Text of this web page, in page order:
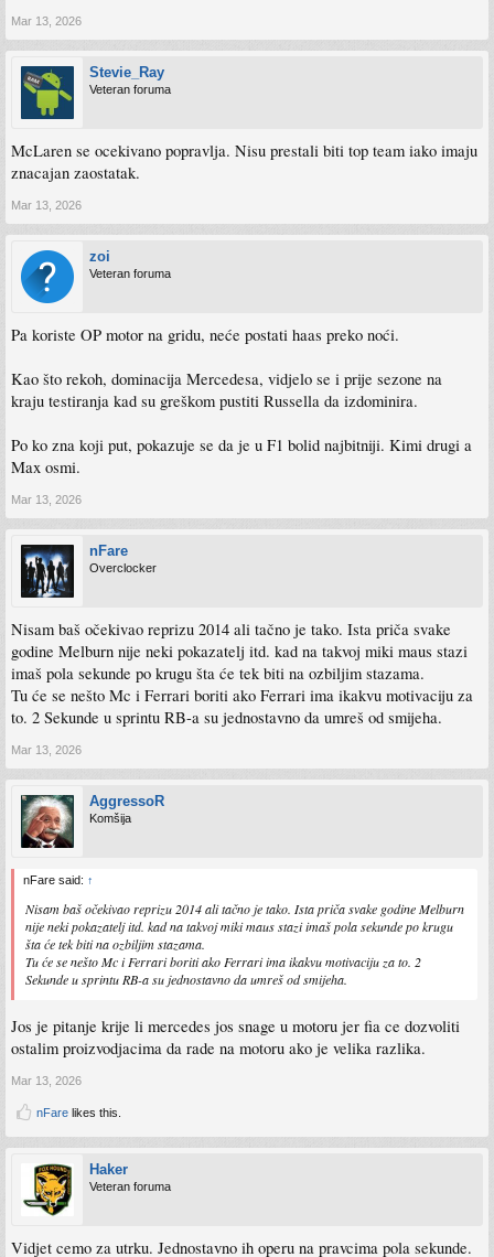
Mar 13, 2026
Stevie_Ray
Veteran foruma
McLaren se ocekivano popravlja. Nisu prestali biti top team iako imaju
znacajan zaostatak.
Mar 13, 2026
zoi
Veteran foruma
Pa koriste OP motor na gridu, neće postati haas preko noći.
Kao što rekoh, dominacija Mercedesa, vidjelo se i prije sezone na
kraju testiranja kad su greškom pustiti Russella da izdominira.
Po ko zna koji put, pokazuje se da je u F1 bolid najbitniji. Kimi drugi a
Max osmi.
Mar 13, 2026
nFare
Overclocker
Nisam baš očekivao reprizu 2014 ali tačno je tako. Ista priča svake
godine Melburn nije neki pokazatelj itd. kad na takvoj miki maus stazi
imaš pola sekunde po krugu šta će tek biti na ozbiljim stazama.
Tu će se nešto Mc i Ferrari boriti ako Ferrari ima ikakvu motivaciju za
to. 2 Sekunde u sprintu RB-a su jednostavno da umreš od smijeha.
Mar 13, 2026
AggressoR
Komšija
nFare said: ↑
Nisam baš očekivao reprizu 2014 ali tačno je tako. Ista priča svake godine Melburn
nije neki pokazatelj itd. kad na takvoj miki maus stazi imaš pola sekunde po krugu
šta će tek biti na ozbiljim stazama.
Tu će se nešto Mc i Ferrari boriti ako Ferrari ima ikakvu motivaciju za to. 2
Sekunde u sprintu RB-a su jednostavno da umreš od smijeha.
Jos je pitanje krije li mercedes jos snage u motoru jer fia ce dozvoliti
ostalim proizvodjacima da rade na motoru ako je velika razlika.
Mar 13, 2026
nFare likes this.
Haker
Veteran foruma
Vidjet cemo za utrku. Jednostavno ih operu na pravcima pola sekunde.